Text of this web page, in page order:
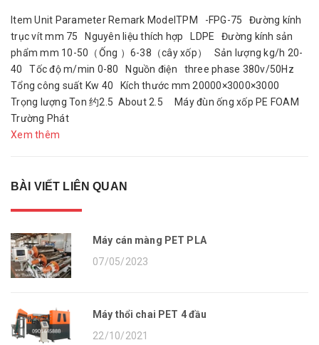
Item Unit Parameter Remark ModelTPM -FPG-75 Đường kính
trục vít mm 75 Nguyên liệu thích hợp LDPE Đường kính sản
phẩm mm 10-50（Ống ）6-38（cây xốp） Sản lượng kg/h 20-
40 Tốc độ m/min 0-80 Nguồn điện three phase 380v/50Hz
Tổng công suất Kw 40 Kích thước mm 20000×3000×3000
Trọng lượng Ton 约2.5 About 2.5 Máy đùn ống xốp PE FOAM
Trường Phát
Xem thêm
BÀI VIẾT LIÊN QUAN
Máy cán màng PET PLA
07/05/2023
Máy thổi chai PET 4 đầu
22/10/2021